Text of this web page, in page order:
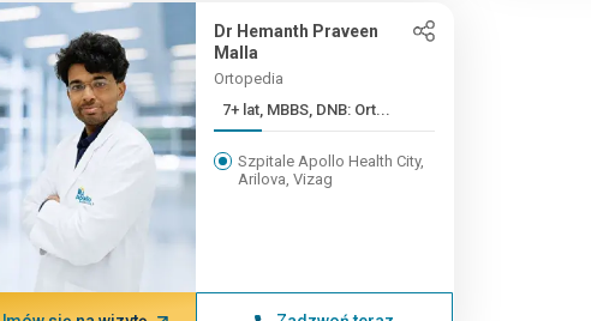
Dr Hemanth Praveen
Malla
Ortopedia
7+ lat, MBBS, DNB: Ort...
Szpitale Apollo Health City,
Arilova, Vizag